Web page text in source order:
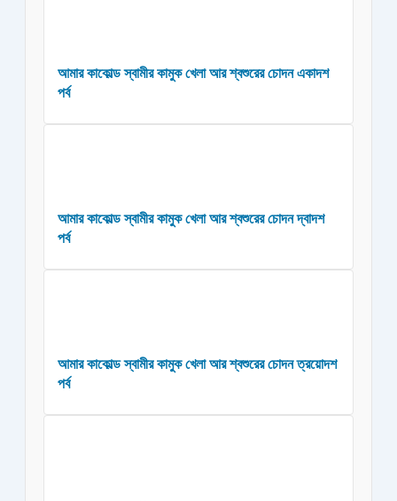
আমার কাকোল্ড স্বামীর কামুক খেলা আর শ্বশুরের চোদন একাদশ
পর্ব
আমার কাকোল্ড স্বামীর কামুক খেলা আর শ্বশুরের চোদন দ্বাদশ
পর্ব
আমার কাকোল্ড স্বামীর কামুক খেলা আর শ্বশুরের চোদন ত্রয়োদশ
পর্ব